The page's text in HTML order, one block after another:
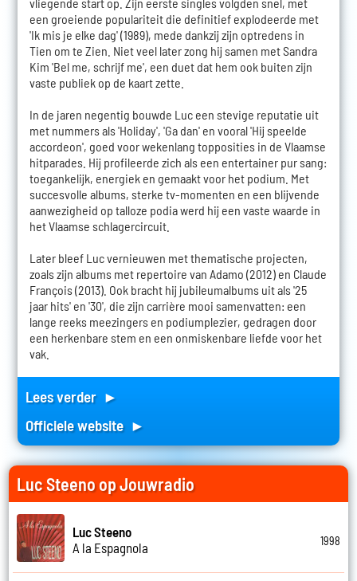
een groeiende populariteit die definitief explodeerde met
'Ik mis je elke dag' (1989), mede dankzij zijn optredens in
Tien om te Zien. Niet veel later zong hij samen met Sandra
Kim 'Bel me, schrijf me', een duet dat hem ook buiten zijn
vaste publiek op de kaart zette.
In de jaren negentig bouwde Luc een stevige reputatie uit
met nummers als 'Holiday', 'Ga dan' en vooral 'Hij speelde
accordeon', goed voor wekenlang topposities in de Vlaamse
hitparades. Hij profileerde zich als een entertainer pur sang:
toegankelijk, energiek en gemaakt voor het podium. Met
succesvolle albums, sterke tv-momenten en een blijvende
aanwezigheid op talloze podia werd hij een vaste waarde in
het Vlaamse schlagercircuit.
Later bleef Luc vernieuwen met thematische projecten,
zoals zijn albums met repertoire van Adamo (2012) en Claude
François (2013). Ook bracht hij jubileumalbums uit als '25
jaar hits' en '30', die zijn carrière mooi samenvatten: een
lange reeks meezingers en podiumplezier, gedragen door
een herkenbare stem en een onmiskenbare liefde voor het
vak.
Lees verder ►
Officiele website ►
Luc Steeno op Jouwradio
Luc Steeno
A la Espagnola
1998